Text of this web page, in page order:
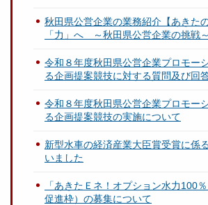
秋田県公営企業の業務紹介【あきた
「力」へ ～秋田県公営企業の挑戦～
令和８年度秋田県公営企業プロモー
る企画提案競技に対する質問及び回
令和８年度秋田県公営企業プロモー
る企画提案競技の実施について
新型水車の経済産業大臣賞受賞に係
いました
「あきたＥネ！オプション水力100
促進枠）の募集について